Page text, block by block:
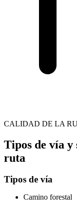
CALIDAD DE LA
Tipos de vía y
ruta
Tipos de vía
Camino forestal